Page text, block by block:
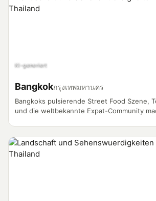
bedeutendsten archäologischen Stätten
KI-generiert
Bangkokกรุงเทพมหานคร
Bangkoks pulsierende Street Food Szene,
und die weltbekannte Expat-Community